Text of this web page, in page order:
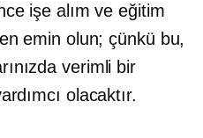
işe alım ve eğitim
emin olun; çünkü bu,
verimli bir
olacaktır.